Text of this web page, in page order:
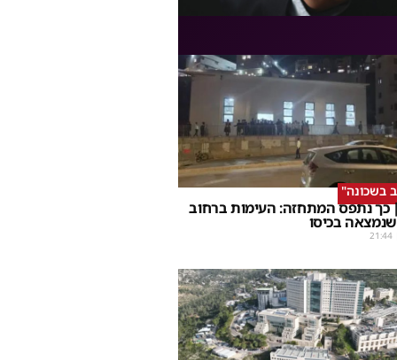
בשכונה"
כך נתפס המתחזה: העימות ברחוב
שנמצאה בכיסו
21:44